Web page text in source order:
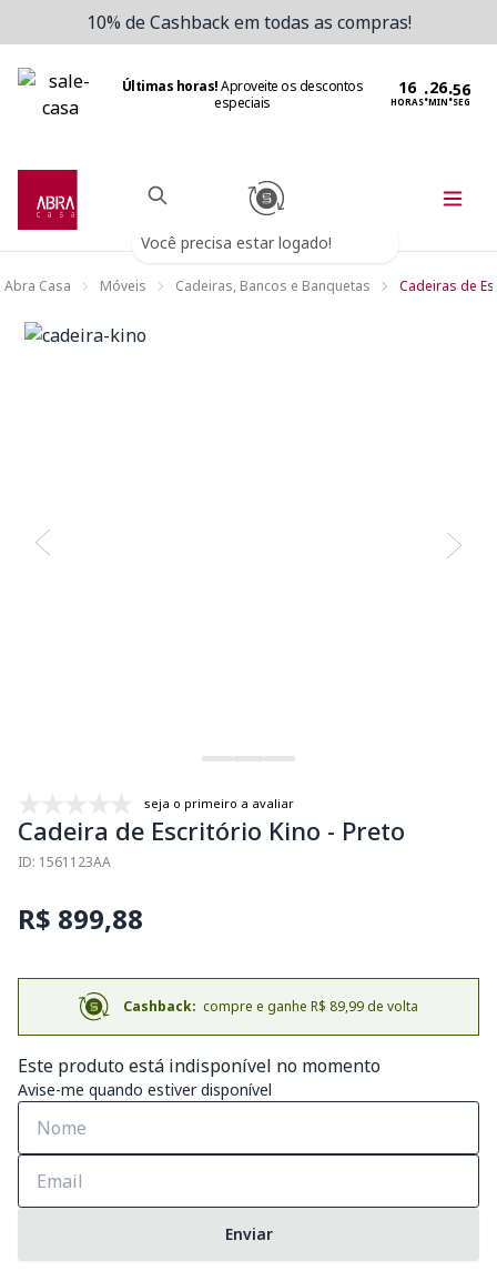
10% de Cashback em todas as compras!
Últimas horas!Aproveite os descontos
especiais
HORAS:MIN:SEG
Você precisa estar logado!
Abra Casa Móveis Cadeiras, Bancos e Banquetas Cadeiras de
seja o primeiro a avaliar
Cadeira de Escritório Kino - Preto
ID: 1561123AA
R$ 899,88
Cashback: compre e ganhe R$ 89,99 de volta
Este produto está indisponível no momento
Avise-me quando estiver disponível
Enviar